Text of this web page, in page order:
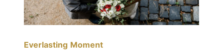
Everlasting Moment